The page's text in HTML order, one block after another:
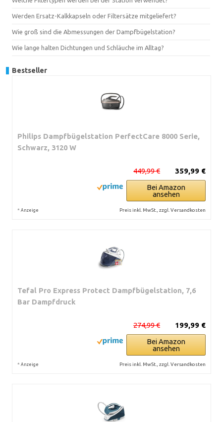
Werden Ersatz-Kalkkapseln oder Filtersätze mitgeliefert?
Wie groß sind die Abmessungen der Dampfbügelstation?
Wie lange halten Dichtungen und Schläuche im Alltag?
Bestseller
Philips Dampfbügelstation PerfectCare 8000 Serie,
Schwarz, 3120 W
359,99 €
449,99 €
Bei Amazon
ansehen
* Anzeige Preis inkl. MwSt., zzgl. Versandkosten
Tefal Pro Express Protect Dampfbügelstation, 7,6
Bar Dampfdruck
199,99 €
274,99 €
Bei Amazon
ansehen
* Anzeige Preis inkl. MwSt., zzgl. Versandkosten